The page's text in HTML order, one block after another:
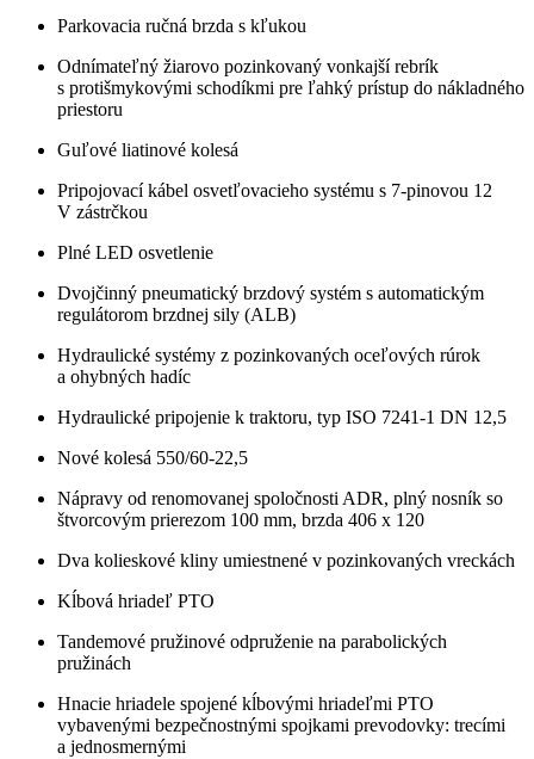
Parkovacia ručná brzda s kľukou
Odnímateľný žiarovo pozinkovaný vonkajší rebrík
s protišmykovými schodíkmi pre ľahký prístup do nákladného
priestoru
Guľové liatinové kolesá
Pripojovací kábel osvetľovacieho systému s 7-pinovou 12
V zástrčkou
Plné LED osvetlenie
Dvojčinný pneumatický brzdový systém s automatickým
regulátorom brzdnej sily (ALB)
Hydraulické systémy z pozinkovaných oceľových rúrok
a ohybných hadíc
Hydraulické pripojenie k traktoru, typ ISO 7241-1 DN 12,5
Nové kolesá 550/60-22,5
Nápravy od renomovanej spoločnosti ADR, plný nosník so
štvorcovým prierezom 100 mm, brzda 406 x 120
Dva kolieskové kliny umiestnené v pozinkovaných vreckách
Kĺbová hriadeľ PTO
Tandemové pružinové odpruženie na parabolických
pružinách
Hnacie hriadele spojené kĺbovými hriadeľmi PTO
vybavenými bezpečnostnými spojkami prevodovky: trecími
a jednosmernými